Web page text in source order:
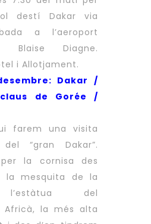
destí Dakar via
a l’aeroport
Blaise Diagne.
i Allotjament.
Dakar /
de Gorée /
farem una visita
“gran Dakar”.
la cornisa des
la mesquita de la
del
Africà, la més alta